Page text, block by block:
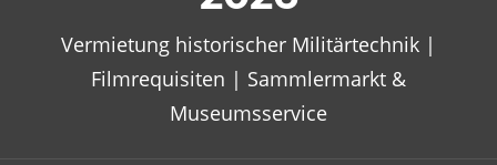
Vermietung historischer Militärtechnik |
Filmrequisiten | Sammlermarkt &
Museumsservice